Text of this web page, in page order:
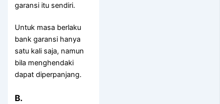
garansi itu sendiri.
Untuk masa berlaku
bank garansi hanya
satu kali saja, namun
bila menghendaki
dapat diperpanjang.
B.